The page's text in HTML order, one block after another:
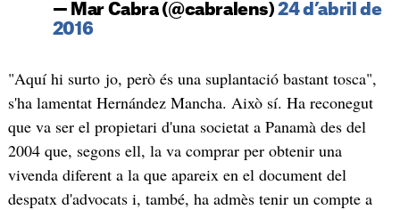
— Mar Cabra (@cabralens)24 d’abril de
2016
"Aquí hi surto jo, però és una suplantació bastant tosca",
s'ha lamentat Hernández Mancha. Això sí. Ha reconegut
que va ser el propietari d'una societat a Panamà des del
2004 que, segons ell, la va comprar per obtenir una
vivenda diferent a la que apareix en el document del
despatx d'advocats i, també, ha admès tenir un compte a